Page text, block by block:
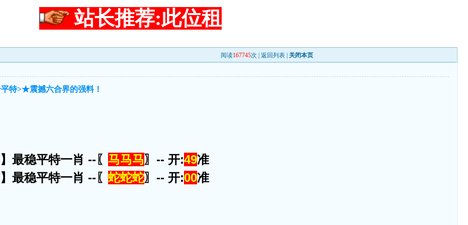
站长推荐:此位租
阅读167745次 |返回列表 关闭本页
特>★震撼六合界的强料！
】最稳平特一肖 --〖 马马马〗-- 开:49准
】最稳平特一肖 --〖蛇蛇蛇〗-- 开:00准